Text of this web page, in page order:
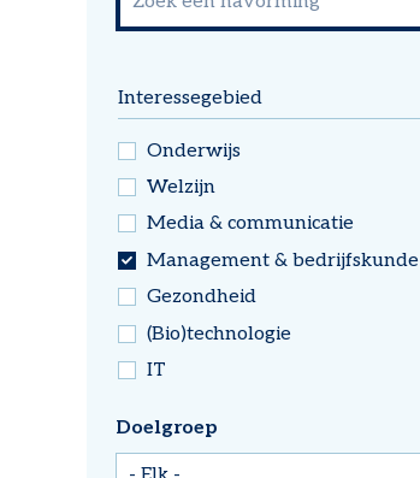
Interessegebied
Onderwijs
Welzijn
Media & communicatie
Management & bedrijfskunde
Gezondheid
(Bio)technologie
IT
Doelgroep